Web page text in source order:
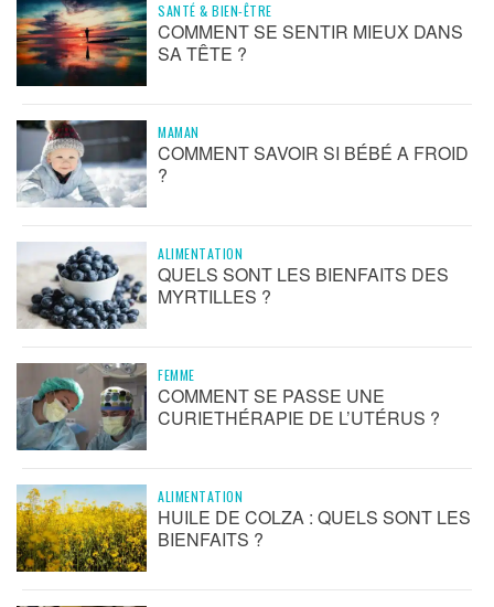
SANTÉ & BIEN-ÊTRE
COMMENT SE SENTIR MIEUX DANS
SA TÊTE ?
MAMAN
COMMENT SAVOIR SI BÉBÉ A FROID
?
ALIMENTATION
QUELS SONT LES BIENFAITS DES
MYRTILLES ?
FEMME
COMMENT SE PASSE UNE
CURIETHÉRAPIE DE L’UTÉRUS ?
ALIMENTATION
HUILE DE COLZA : QUELS SONT LES
BIENFAITS ?